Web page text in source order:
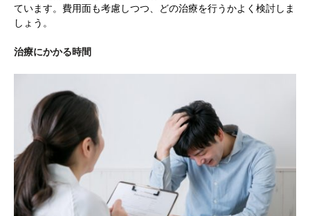
ています。費用面も考慮しつつ、どの治療を行うかよく検討しま
しょう。
治療にかかる時間